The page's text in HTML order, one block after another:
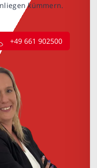
kümmern.
+49 661 902500